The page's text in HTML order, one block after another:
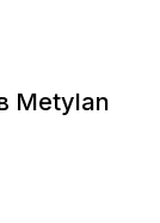
Metylan